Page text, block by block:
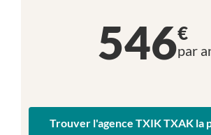
546€
par
Trouver l'agence TXIK TXAK la